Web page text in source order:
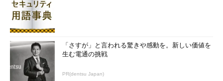
「さすが」と言われる驚きや感動を。新しい価値を
生む電通の挑戦
PR(dentsu Japan)